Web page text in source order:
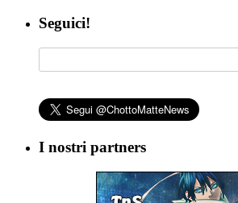
Seguici!
I nostri partners